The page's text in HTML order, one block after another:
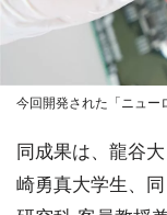
今回開発された「ニュー
同成果は、龍谷
崎勇真大学生、